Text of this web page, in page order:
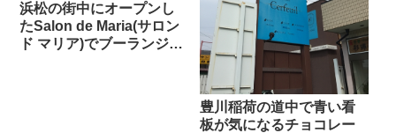
浜松の街中にオープンし
たSalon de Maria(サロン
ド マリア)でブーランジェ
豊川稲荷の道中で青い看
板が気になるチョコレー